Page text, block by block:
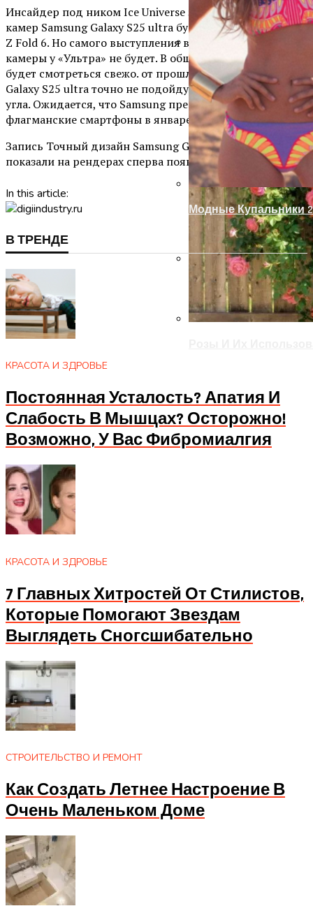
Запоры На
Оформление
Украшение Забора
Модные Купальники
Инсайдер под ником Ice Universe заявил, что ободки
камер Samsung Galaxy S25 ultra будут похожи на Galaxy
Z Fold 6. Но самого выступления в виде островка под
камеры у «Ультра» не будет. В общем такой дизайн
будет смотреться свежо. от прошлогодних моделей на
Galaxy S25 ultra точно не подойдут из-за округляющих
угла. Ожидается, что Samsung представит новые
флагманские смартфоны в январе 2025 года.
Запись Точный дизайн Samsung Galaxy S25 ultra
показали на рендерах сперва появится на iTechua
In this article:
В ТРЕНДЕ
КРАСОТА И ЗДРОВЬЕ
Постоянная Усталость? Апатия И
Слабость В Мышцах? Осторожно!
Возможно, У Вас Фибромиалгия
КРАСОТА И ЗДРОВЬЕ
7 Главных Хитростей От Стилистов,
Которые Помогают Звездам
Выглядеть Сногсшибательно
СТРОИТЕЛЬСТВО И РЕМОНТ
Как Создать Летнее Настроение В
Очень Маленьком Доме